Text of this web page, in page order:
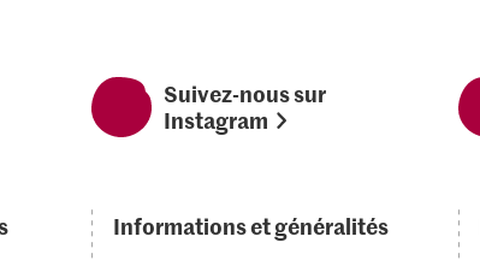
Suivez-nous sur
Instagram
Informations et généralités